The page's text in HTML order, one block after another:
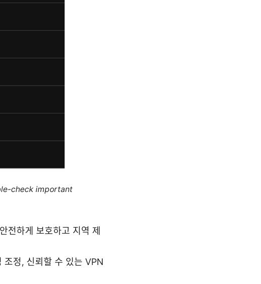
check important
전하게 보호하고 지역 제
정, 신뢰할 수 있는 VPN